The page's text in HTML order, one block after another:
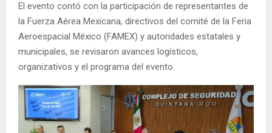
El evento contó con la participación de representantes de
la Fuerza Aérea Mexicana, directivos del comité de la Feria
Aeroespacial México (FAMEX) y autoridades estatales y
municipales, se revisaron avances logísticos,
organizativos y el programa del evento.